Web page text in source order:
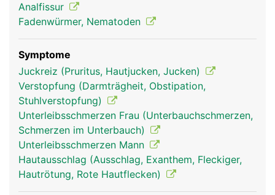
anus frau
Analfissur
Fadenwürmer, Nematoden
Symptome
Juckreiz (Pruritus, Hautjucken, Jucken)
Verstopfung (Darmträgheit, Obstipation,
Stuhlverstopfung)
Unterleibsschmerzen Frau (Unterbauchschmerzen,
Schmerzen im Unterbauch)
Unterleibsschmerzen Mann
Hautausschlag (Ausschlag, Exanthem, Fleckiger,
Hautrötung, Rote Hautflecken)